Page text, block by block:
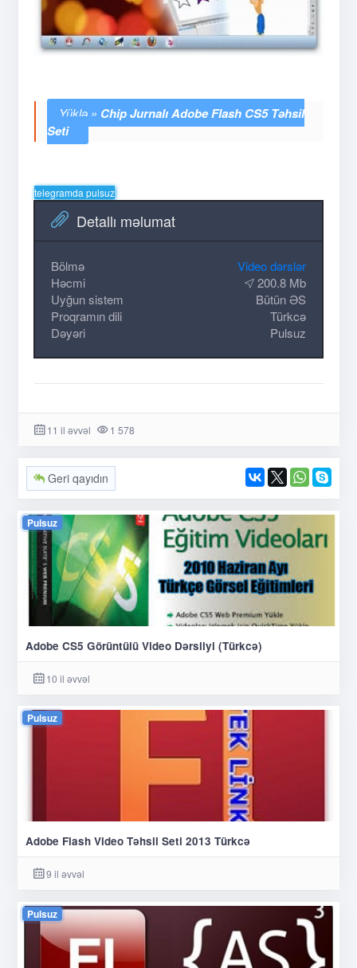
Chip Jurnalı Adobe Flash CS5 Təhsil
Seti
telegramda pulsuz
Detallı məlumat
Bölmə
Video dərslər
Həcmi
200.8 Mb
Uyğun sistem
Bütün ƏS
Proqramın dili
Türkcə
Dəyəri
Pulsuz
11 il əvvəl 1 578
Geri qayıdın
Pulsuz
Adobe CS5 Görüntülü Video Dərsliyi (Türkcə)
10 il əvvəl
Pulsuz
Adobe Flash Video Təhsil Seti 2013 Türkcə
9 il əvvəl
Pulsuz